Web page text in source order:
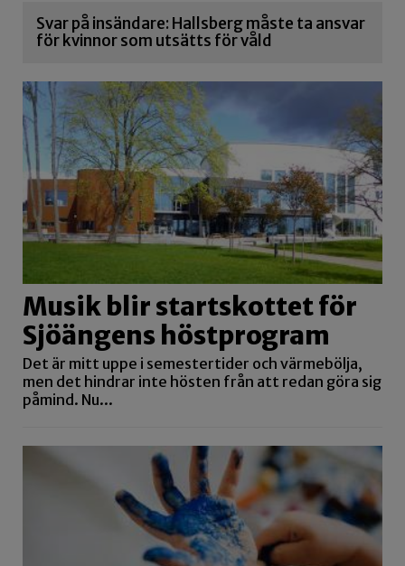
Svar på insändare: Hallsberg måste ta ansvar
för kvinnor som utsätts för våld
Musik blir startskottet för
Sjöängens höstprogram
Det är mitt uppe i semestertider och värmebölja,
men det hindrar inte hösten från att redan göra sig
påmind. Nu...